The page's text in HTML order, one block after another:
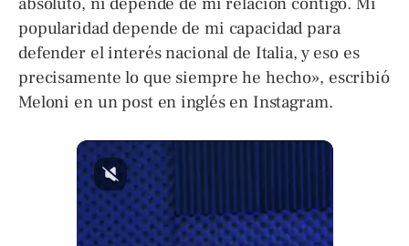
popularidad depende de mi capacidad para
defender el interés nacional de Italia, y eso es
precisamente lo que siempre he hecho», escribió
Meloni en un post en inglés en Instagram.